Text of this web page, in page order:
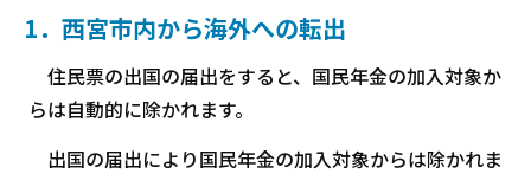
1．西宮市内から海外への転出
住民票の出国の届出をすると、国民年金の加入対象か
らは自動的に除かれます。
出国の届出により国民年金の加入対象からは除かれま